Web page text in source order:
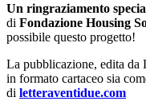
Un ringraziamento
di Fondazione Housing
possibile questo progetto!
La pubblicazione, edita da
in formato cartaceo sia
di letteraventidue.com